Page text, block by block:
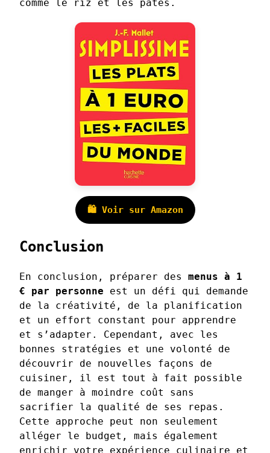
comme le riz et les pâtes.
🛍️ Voir sur Amazon
Conclusion
En conclusion, préparer des menus à 1
€ par personne est un défi qui demande
de la créativité, de la planification
et un effort constant pour apprendre
et s’adapter. Cependant, avec les
bonnes stratégies et une volonté de
découvrir de nouvelles façons de
cuisiner, il est tout à fait possible
de manger à moindre coût sans
sacrifier la qualité de ses repas.
Cette approche peut non seulement
alléger le budget, mais également
enrichir votre expérience culinaire et